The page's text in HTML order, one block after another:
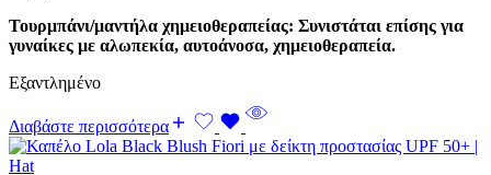
Τουρμπάνι/μαντήλα χημειοθεραπείας: Συνιστάται επίσης για
γυναίκες με αλωπεκία, αυτοάνοσα, χημειοθεραπεία.
Εξαντλημένο
Διαβάστε περισσότερα